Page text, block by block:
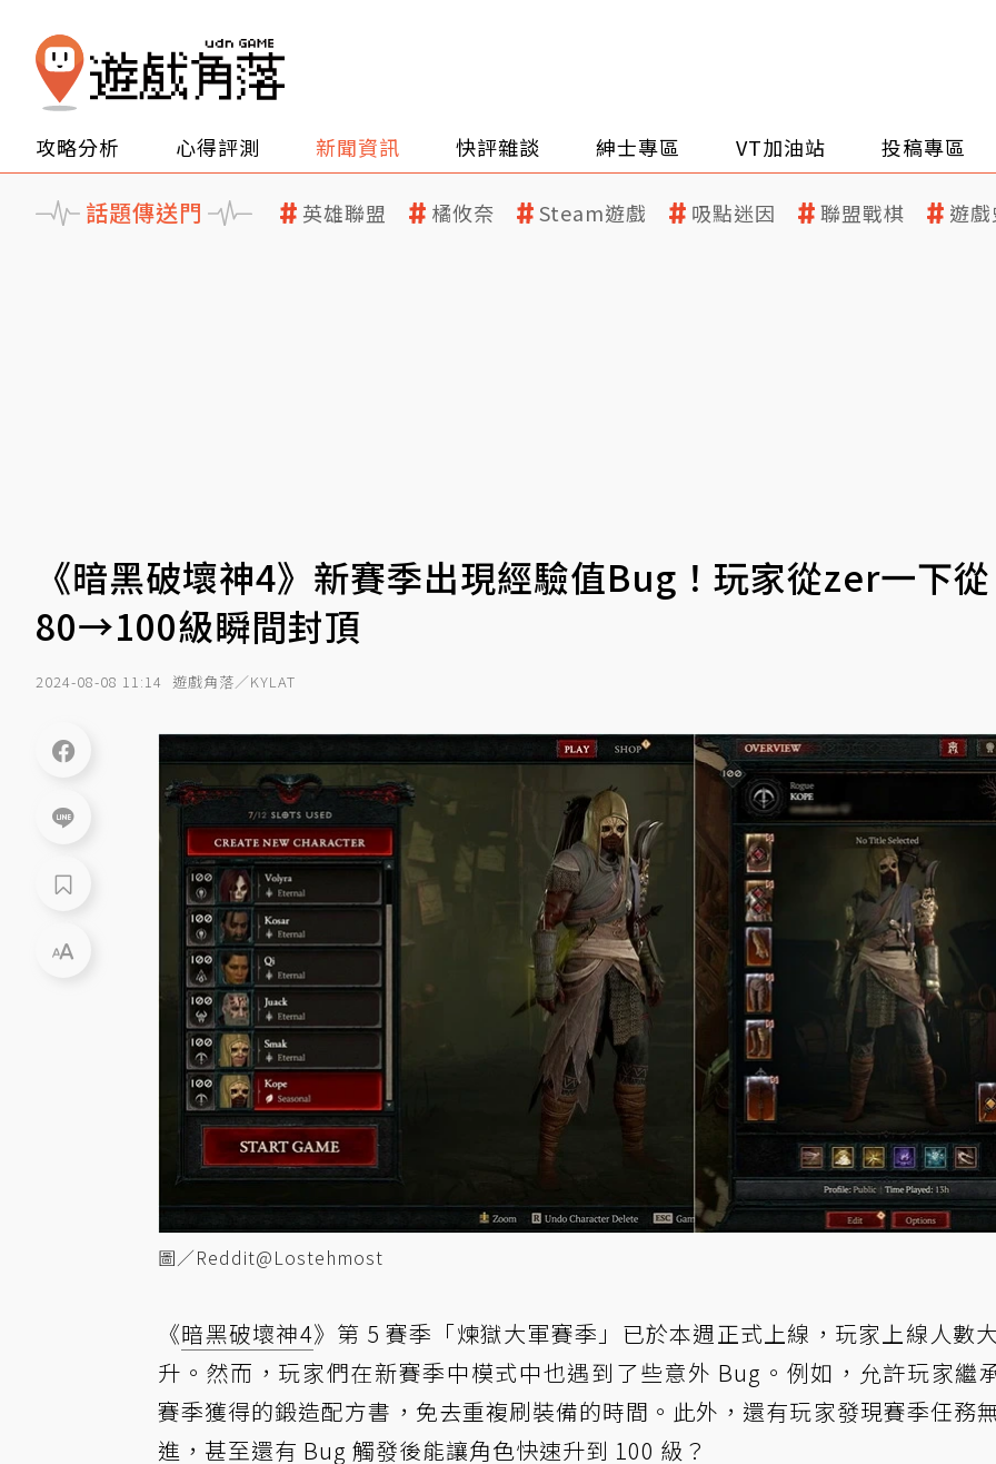
攻略分析 心得評測 新聞資訊 快評雜談 紳士專區 VT加油站 投稿專區
話題傳送門 英雄聯盟 橘攸奈 Steam遊戲 吸點迷因 聯盟戰棋 遊
《暗黑破壞神4》新賽季出現經驗值Bug！玩家從zer一下從
80→100級瞬間封頂
2024-08-08 11:14 遊戲角落／KYLAT
圖／Reddit@Lostehmost
《暗黑破壞神4》第 5 賽季「煉獄大軍賽季」已於本週正式上線，玩家上線人數
升。然而，玩家們在新賽季中模式中也遇到了些意外 Bug。例如，允許玩家繼
賽季獲得的鍛造配方書，免去重複刷裝備的時間。此外，還有玩家發現賽季任務
進，甚至還有 Bug 觸發後能讓角色快速升到 100 級？